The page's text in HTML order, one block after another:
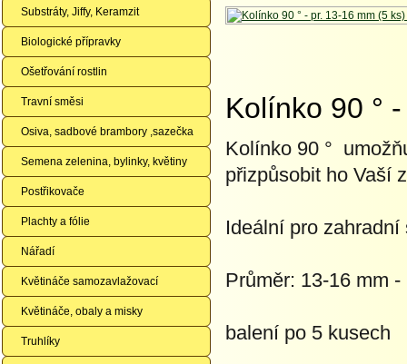
Substráty, Jiffy, Keramzit
Biologické přípravky
Ošetřování rostlin
Travní směsi
Osiva, sadbové brambory ,sazečka
Semena zelenina, bylinky, květiny
Postřikovače
Plachty a fólie
Nářadí
Květináče samozavlažovací
Květináče, obaly a misky
Truhlíky
Kolínko 90 °
Kolínko 90 °
přizpůsobit ho Vaší
Ideální pro zahradní
Průměr: 13-16 mm -
balení po 5 kusech